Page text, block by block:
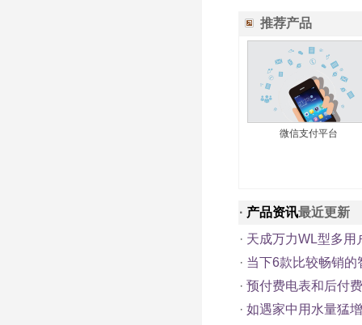
推荐产品
微信支付平台
· 产品资讯最近更新
· 天成万力WL型多用
· 当下6款比较畅销的
· 预付费电表和后付
· 如遇家中用水量猛